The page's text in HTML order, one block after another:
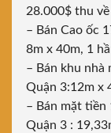
28.000$ thu
– Bán Cao ốc
8m x 40m, 1
– Bán khu nhà
Quận 3:12m x
– Bán mặt tiền
Quận 3 :